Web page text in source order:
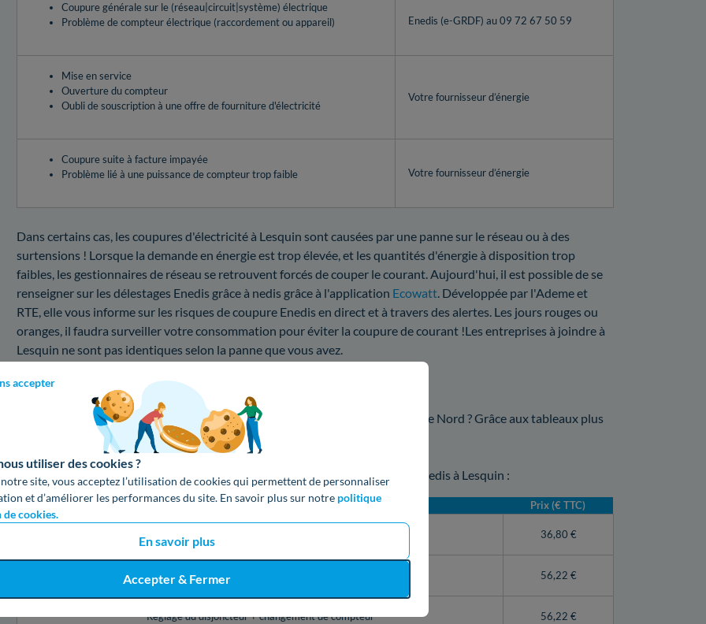
accepter
utiliser des cookies ?
site, vous acceptez l’utilisation de cookies qui permettent de personnaliser
et d’améliorer les performances du site. En savoir plus sur notre politique
cookies.
En savoir plus
Accepter & Fermer
Coupure générale sur le (réseau|circuit|système) électrique
Problème de compteur électrique (raccordement ou appareil)
Enedis (e-GRDF) au 09 72 67 50 59
Mise en service
Ouverture du compteur
Oubli de souscription à une offre de fourniture d'électricité
Votre fournisseur d’énergie
Coupure suite à facture impayée
Problème lié à une puissance de compteur trop faible
Votre fournisseur d’énergie
Dans certains cas, les coupures d'électricité à Lesquin sont causées par une panne sur le réseau ou à des
surtensions ! Lorsque la demande en énergie est trop élevée, et les quantités d'énergie à disposition trop
faibles, les gestionnaires de réseau se retrouvent forcés de couper le courant. Aujourd'hui, il est possible de se
renseigner sur les délestages Enedis grâce à nedis grâce à l'application Ecowatt. Développée par l'Ademe et
RTE, elle vous informe sur les risques de coupure Enedis en direct et à travers des alertes. Les jours rouges ou
oranges, il faudra surveiller votre consommation pour éviter la coupure de courant !Les entreprises à joindre à
Lesquin ne sont pas identiques selon la panne que vous avez.
Quel est le coût d'une intervention au sein du 59810 ?
Vous désirez connaître les prix d'un dépannage d'électricité par Enedis dans le Nord ? Grâce aux tableaux plus
bas, trouvez les renseignements sur le prix d'un tel service :
Changer la puissance de votre compteur électrique
Calculez votre facture pour un changement de puissance de compteur par Enedis à Lesquin :
Service Enedis à Lesquin (59) Prix (€ TTC)
Réglage de l’appareil de contrôle (disjoncteur, compteur Linky) 36,80 €
Changement du disjoncteur 56,22 €
Réglage du disjoncteur + changement de compteur 56,22 €